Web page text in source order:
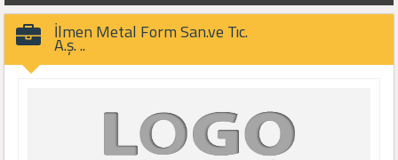
İlmen Metal Form San.ve Tıc.
A.ş. ..